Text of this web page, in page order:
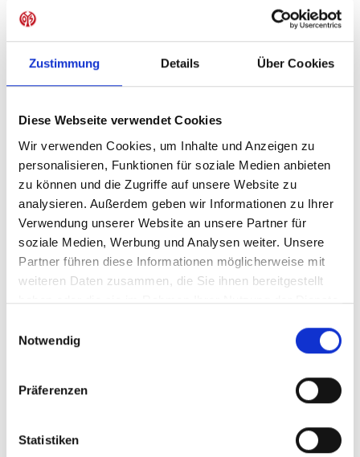
Zustimmung Details Über Cookies
Diese Webseite verwendet Cookies
Wir verwenden Cookies, um Inhalte und Anzeigen zu
personalisieren, Funktionen für soziale Medien anbieten
zu können und die Zugriffe auf unsere Website zu
analysieren. Außerdem geben wir Informationen zu Ihrer
Verwendung unserer Website an unsere Partner für
soziale Medien, Werbung und Analysen weiter. Unsere
Partner führen diese Informationen möglicherweise mit
weiteren Daten zusammen, die Sie ihnen bereitgestellt
haben oder die sie im Rahmen Ihrer Nutzung der Dienste
Notwendig
Präferenzen
Statistiken
Sofort verfügbar, Lieferzeit: 5-7 Tage
Produktdetails
ÄHNLICHE PRODUKTE
84,95 €